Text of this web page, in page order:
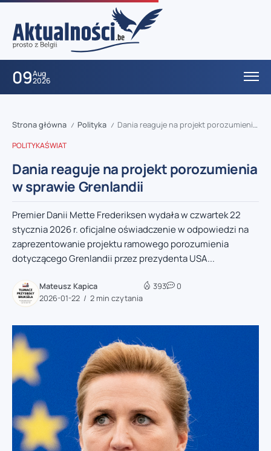
09Aug
2026
Strona główna / Polityka / Dania reaguje na projekt porozumienia w sprawie Grenlandii
POLITYKAŚWIAT
Dania reaguje na projekt porozumienia
w sprawie Grenlandii
Premier Danii Mette Frederiksen wydała w czwartek 22
stycznia 2026 r. oficjalne oświadczenie w odpowiedzi na
zaprezentowanie projektu ramowego porozumienia
dotyczącego Grenlandii przez prezydenta USA...
Mateusz Kapica
2026-01-22
2 min czytania
393 0